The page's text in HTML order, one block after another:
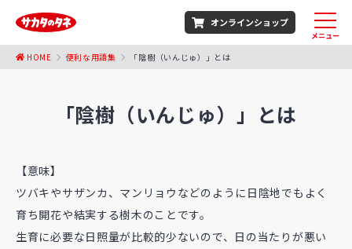
オンラインショップ
メニュー
HOME 便利な用語集 「陰樹（いんじゅ）」とは
「陰樹（いんじゅ）」とは
【意味】
ツバキやサザンカ、マンリョウなどのように日陰地でもよく
育ち開花や結実する樹木のことです。
生育に必要な日照量が比較的少ないので、日の当たりが悪い